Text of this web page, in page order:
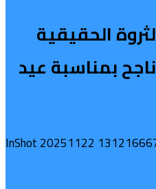
الحقيقية
بمناسبة عيد